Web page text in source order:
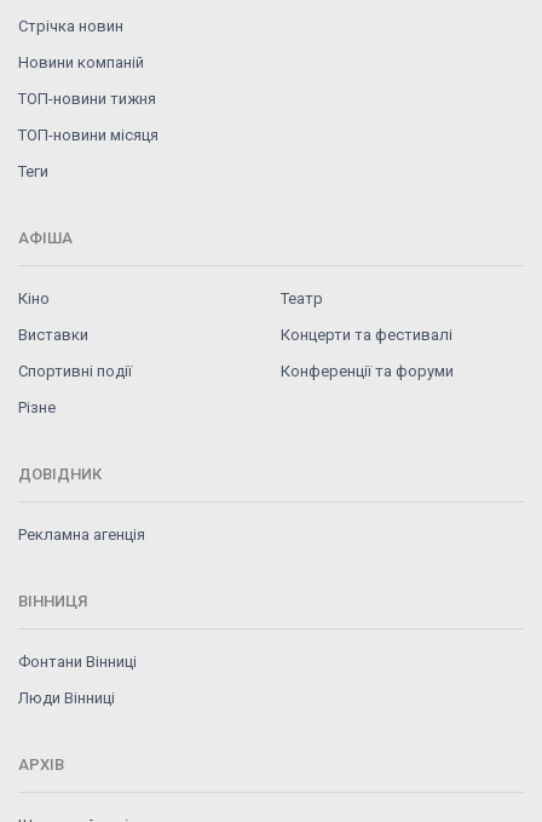
Стрічка новин
Новини компаній
ТОП-новини тижня
ТОП-новини місяця
Теги
АФІША
Кіно
Театр
Виставки
Концерти та фестивалі
Спортивні події
Конференції та форуми
Різне
ДОВІДНИК
Рекламна агенція
ВІННИЦЯ
Фонтани Вінниці
Люди Вінниці
АРХІВ